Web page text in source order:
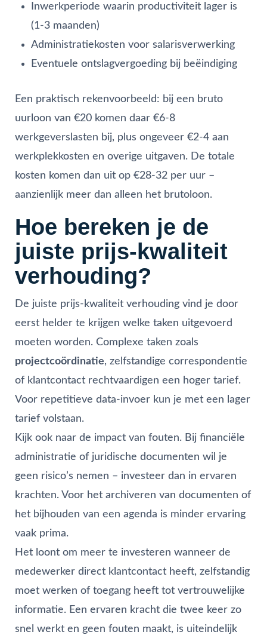
Inwerkperiode waarin productiviteit lager is
(1-3 maanden)
Administratiekosten voor salarisverwerking
Eventuele ontslagvergoeding bij beëindiging
Een praktisch rekenvoorbeeld: bij een bruto
uurloon van €20 komen daar €6-8
werkgeverslasten bij, plus ongeveer €2-4 aan
werkplekkosten en overige uitgaven. De totale
kosten komen dan uit op €28-32 per uur –
aanzienlijk meer dan alleen het brutoloon.
Hoe bereken je de
juiste prijs-kwaliteit
verhouding?
De juiste prijs-kwaliteit verhouding vind je door
eerst helder te krijgen welke taken uitgevoerd
moeten worden. Complexe taken zoals
projectcoördinatie, zelfstandige correspondentie
of klantcontact rechtvaardigen een hoger tarief.
Voor repetitieve data-invoer kun je met een lager
tarief volstaan.
Kijk ook naar de impact van fouten. Bij financiële
administratie of juridische documenten wil je
geen risico’s nemen – investeer dan in ervaren
krachten. Voor het archiveren van documenten of
het bijhouden van een agenda is minder ervaring
vaak prima.
Het loont om meer te investeren wanneer de
medewerker direct klantcontact heeft, zelfstandig
moet werken of toegang heeft tot vertrouwelijke
informatie. Een ervaren kracht die twee keer zo
snel werkt en geen fouten maakt, is uiteindelijk